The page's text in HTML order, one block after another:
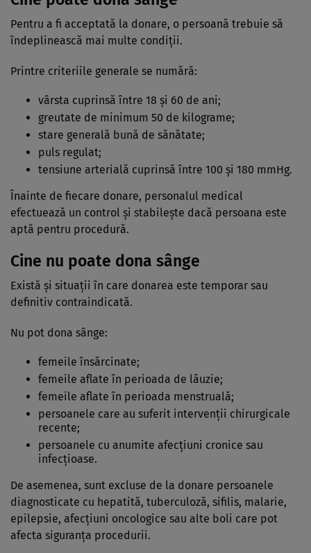
Pentru a fi acceptată la donare, o persoană trebuie să
îndeplinească mai multe condiții.
Printre criteriile generale se numără:
vârsta cuprinsă între 18 și 60 de ani;
greutate de minimum 50 de kilograme;
stare generală bună de sănătate;
puls regulat;
tensiune arterială cuprinsă între 100 și 180 mmHg.
Înainte de fiecare donare, personalul medical
efectuează un control și stabilește dacă persoana este
aptă pentru procedură.
Cine nu poate dona sânge
Există și situații în care donarea este temporar sau
definitiv contraindicată.
Nu pot dona sânge:
femeile însărcinate;
femeile aflate în perioada de lăuzie;
femeile aflate în perioada menstruală;
persoanele care au suferit intervenții chirurgicale
recente;
persoanele cu anumite afecțiuni cronice sau
infecțioase.
De asemenea, sunt excluse de la donare persoanele
diagnosticate cu hepatită, tuberculoză, sifilis, malarie,
epilepsie, afecțiuni oncologice sau alte boli care pot
afecta siguranța procedurii.